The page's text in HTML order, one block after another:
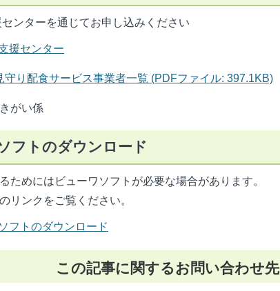
ンターを通じてお申し込みください
援センター
守り配食サービス事業者一覧 (PDFファイル: 397.1KB)
がい係
フトのダウンロード
ためにはビューワソフトが必要な場合があります。
リンクをご覧ください。
フトのダウンロード
この記事に関するお問い合わせ先